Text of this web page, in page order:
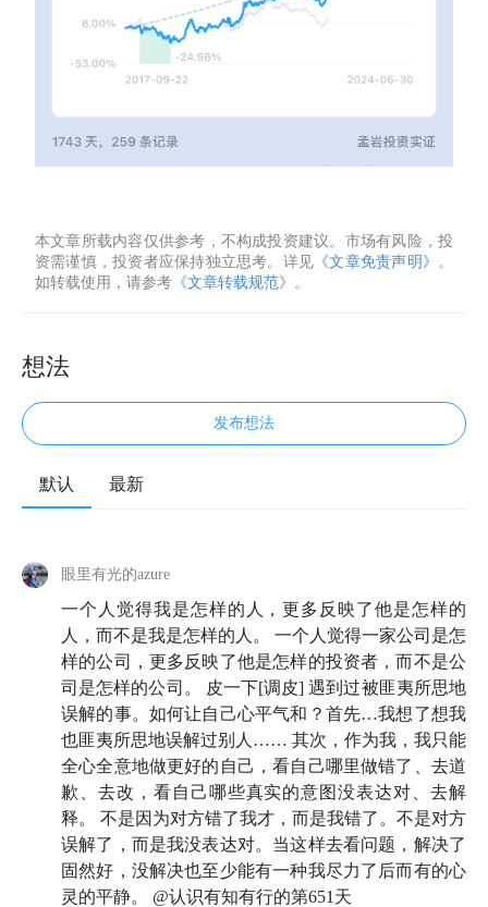
本文章所载内容仅供参考，不构成投资建议。市场有风险，投
资需谨慎，投资者应保持独立思考。详见 《文章免责声明》
。
如转载使用，请参考 《文章转载规范》 。
想法
发布想法
默认 最新
眼里有光的azure
一个人觉得我是怎样的人，更多反映了他是怎样的
人，而不是我是怎样的人。 一个人觉得一家公司是怎
样的公司，更多反映了他是怎样的投资者，而不是公
司是怎样的公司。 皮一下[调皮] 遇到过被匪夷所思地
误解的事。如何让自己心平气和？首先…我想了想我
也匪夷所思地误解过别人…… 其次，作为我，我只能
全心全意地做更好的自己，看自己哪里做错了、去道
歉、去改，看自己哪些真实的意图没表达对、去解
释。 不是因为对方错了我才，而是我错了。不是对方
误解了，而是我没表达对。当这样去看问题，解决了
固然好，没解决也至少能有一种我尽力了后而有的心
灵的平静。 @认识有知有行的第651天